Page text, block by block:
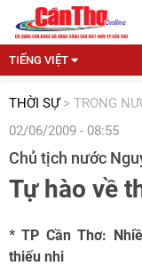
TIẾNG VIỆT
THỜI SỰ > TRONG
02/06/2009 - 08:55
Chủ tịch nước
Tự hào về
* TP Cần Thơ:
thiếu nhi